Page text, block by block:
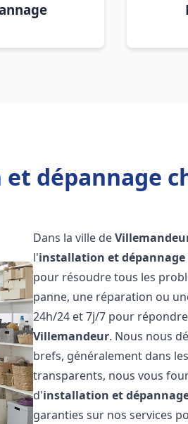
dépannage
Dans la ville de
l'installation et dépannage
pour résoudre tous les
panne, une réparation ou
24h/24 et 7j/7 pour
Villemandeur. Nous nous
brefs, généralement dans
transparents, nous vous
d'installation et
garanties sur nos services